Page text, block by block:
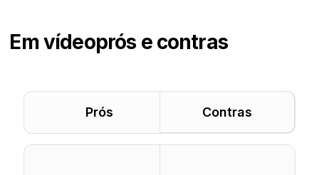
Em vídeoprós e contras
Prós Contras